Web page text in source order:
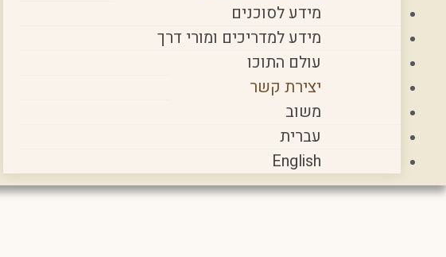
מידע לסוכנים
מידע למדריכים ומורי דרך
עולם התוכן
יצירת קשר
משוב
עברית
English